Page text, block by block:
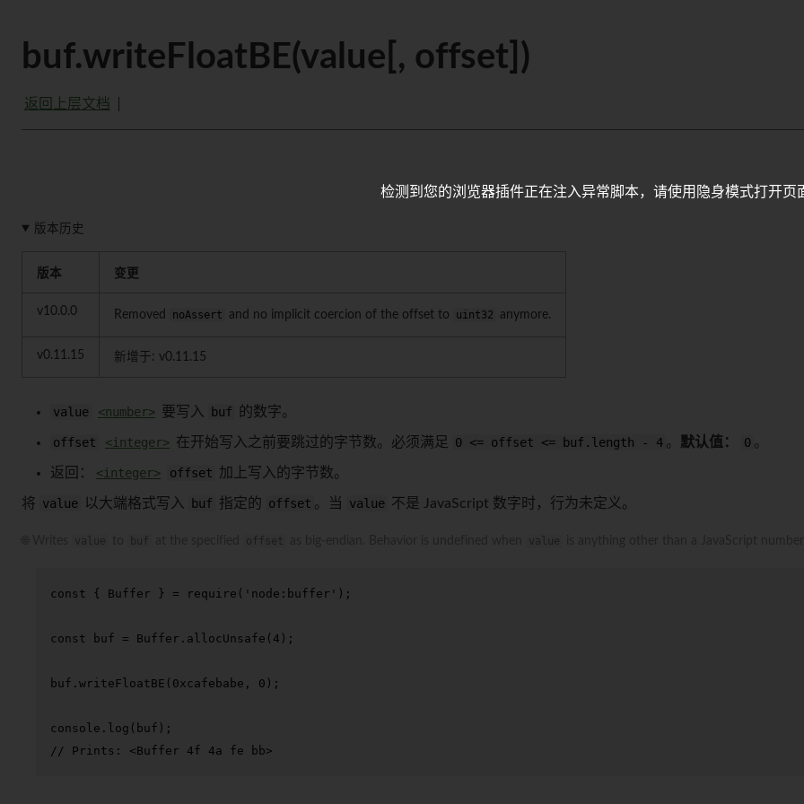
buf.writeFloatBE(value[, offset])
返回上层文档
版本历史
版本 变更
v10.0.0 Removed noAssert and no implicit coercion of the offset to uint32 anymore.
v0.11.15 新增于: v0.11.15
value <number> 要写入 buf 的数字。
offset <integer> 在开始写入之前要跳过的字节数。必须满足 0 <= offset <= buf.length - 4 。 默认值： 0 。
返回： <integer> offset 加上写入的字节数。
将 value 以大端格式写入 buf 指定的 offset 。当 value 不是 JavaScript 数字时，行为未定义。
const { Buffer } = require ( 'node:buffer' );
const buf = Buffer . allocUnsafe ( 4 );
buf. writeFloatBE ( 0xcafebabe , 0 );
console . log
// Prints: <Buffer 4f 4a fe bb>
检测到您的浏览器插件正在注入异常脚本，请使用隐身模式打开页